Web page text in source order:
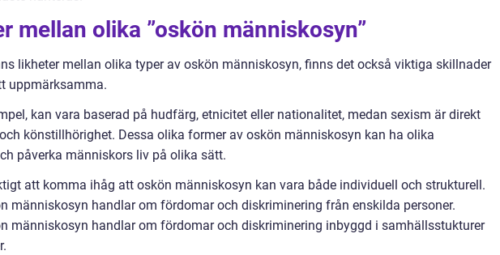
mellan olika ”oskön människosyn”
likheter mellan olika typer av oskön människosyn, finns det också viktiga skillnader
uppmärksamma.
kan vara baserad på hudfärg, etnicitet eller nationalitet, medan sexism är direkt
könstillhörighet. Dessa olika former av oskön människosyn kan ha olika
påverka människors liv på olika sätt.
att komma ihåg att oskön människosyn kan vara både individuell och strukturell.
människosyn handlar om fördomar och diskriminering från enskilda personer.
människosyn handlar om fördomar och diskriminering inbyggd i samhällsstukturer